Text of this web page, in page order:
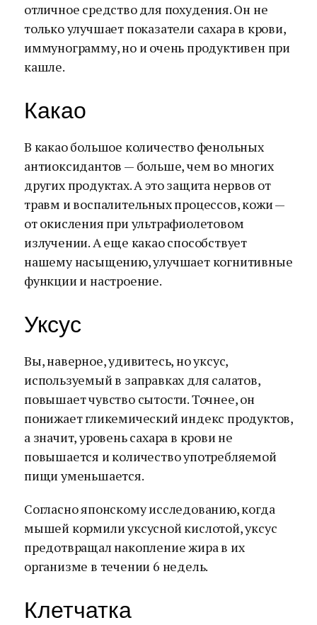
отличное средство для похудения. Он не
только улучшает показатели сахара в крови,
иммунограмму, но и очень продуктивен при
кашле.
Какао
В какао большое количество фенольных
антиоксидантов — больше, чем во многих
других продуктах. А это защита нервов от
травм и воспалительных процессов, кожи —
от окисления при ультрафиолетовом
излучении. А еще какао способствует
нашему насыщению, улучшает когнитивные
функции и настроение.
Уксус
Вы, наверное, удивитесь, но уксус,
используемый в заправках для салатов,
повышает чувство сытости. Точнее, он
понижает гликемический индекс продуктов,
а значит, уровень сахара в крови не
повышается и количество употребляемой
пищи уменьшается.
Согласно японскому исследованию, когда
мышей кормили уксусной кислотой, уксус
предотвращал накопление жира в их
организме в течении 6 недель.
Клетчатка